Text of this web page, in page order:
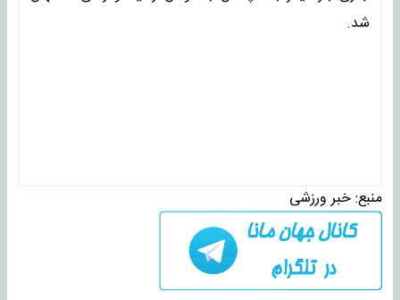
شد.
منبع:خبر ورزشی